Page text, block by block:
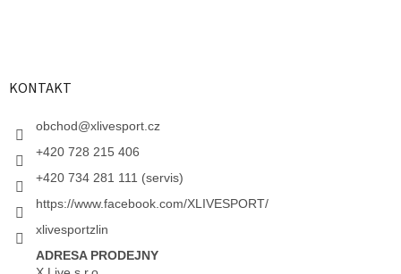
KONTAKT
obchod@xlivesport.cz
+420 728 215 406
+420 734 281 111 (servis)
https://www.facebook.com/XLIVESPORT/
xlivesportzlin
ADRESA PRODEJNY